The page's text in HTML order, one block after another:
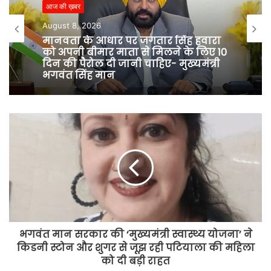
t
e
आज की ख़बर
August 8, 2026
मानवता के आधार पर जगतार सिंह हवारा
को अपनी बीमार माता से मिलने के लिए 10
दिन की पैरोल दी जानी चाहिए- मुख्यमंत्री
भगवंत सिंह मान
भगवंत मान सरकार की ‘मुख्यमंत्री स्वास्थ्य योजना’ ने
किडनी स्टोन और शुगर से जूझ रही पटियाला की महिला
को दी बड़ी राहत